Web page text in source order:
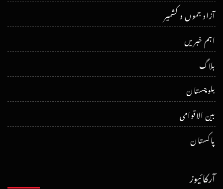
آزاد جموں و کشمیر
اہم خبریں
بلاگ
بلوچستان
بین الاقوامی
پاکستان
آرکائیوز